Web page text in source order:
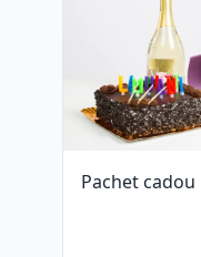
Pachet cadou